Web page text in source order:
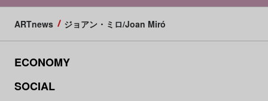
ARTnews ジョアン・ミロ/Joan Miró
ECONOMY
SOCIAL